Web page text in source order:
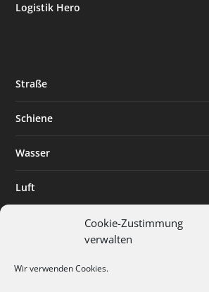
Cookie-Zustimmung
verwalten
Wir verwenden Cookies.
Logistik Hero
Straße
Schiene
Wasser
Luft